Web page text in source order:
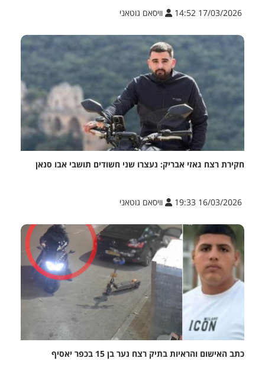
17/03/2026 14:52 וויסאם גוטאני
חקירת רצח גאזי אבריק: נעצרו שני חשודים תושבי אבו סנאן
16/03/2026 19:33 וויסאם גוטאני
כתב האישום והראיות בתיק רצח נער בן 15 בכפר יאסיף